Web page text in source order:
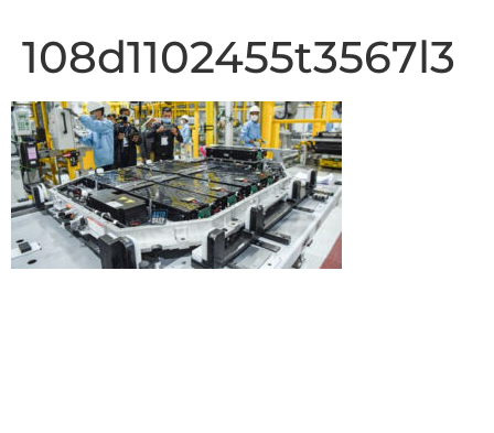
108d1102455t3567l3